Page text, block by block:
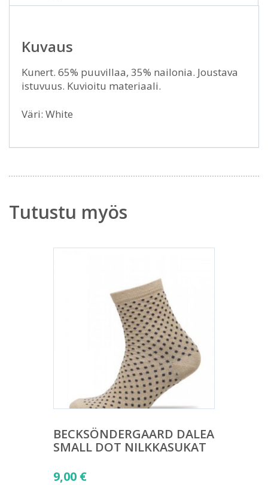
Kuvaus
Kunert. 65% puuvillaa, 35% nailonia. Joustava
istuvuus. Kuvioitu materiaali.
Väri: White
Tutustu myös
BECKSÖNDERGAARD DALEA
SMALL DOT NILKKASUKAT
9,00 €